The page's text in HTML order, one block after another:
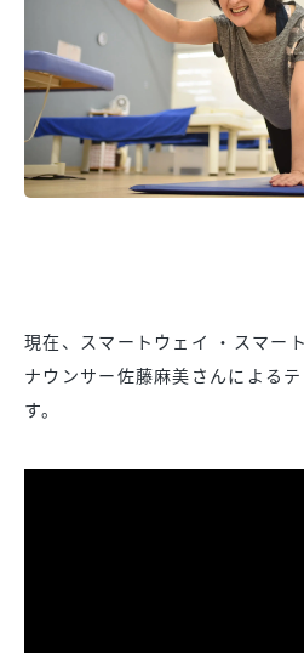
現在、スマートウェイ ・スマー
ナウンサー佐藤麻美さんによる
す。